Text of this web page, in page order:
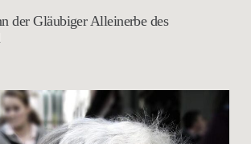
der Gläubiger Alleinerbe des